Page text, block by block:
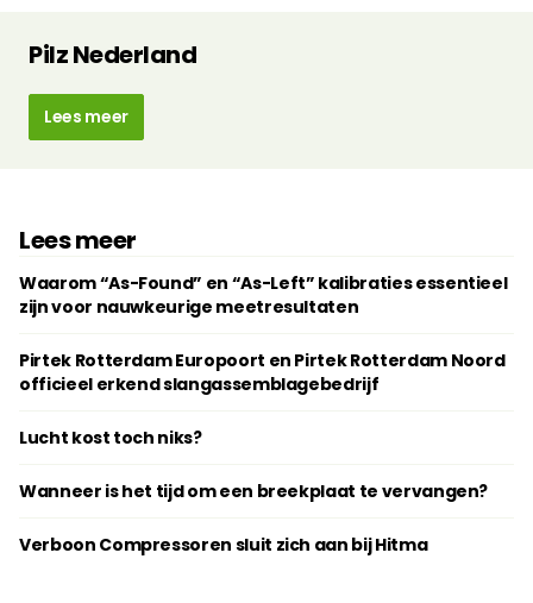
Pilz Nederland
Lees meer
Lees meer
Waarom “As-Found” en “As-Left” kalibraties essentieel
zijn voor nauwkeurige meetresultaten
Pirtek Rotterdam Europoort en Pirtek Rotterdam Noord
officieel erkend slangassemblagebedrijf
Lucht kost toch niks?
Wanneer is het tijd om een breekplaat te vervangen?
Verboon Compressoren sluit zich aan bij Hitma